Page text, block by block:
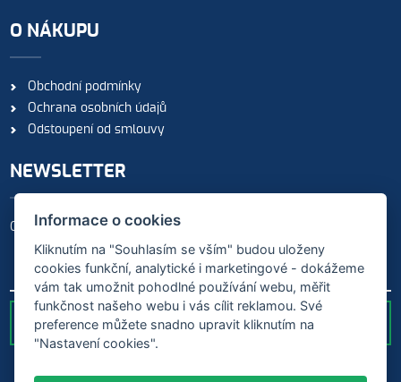
O NÁKUPU
Obchodní podmínky
Ochrana osobních údajů
Odstoupení od smlouvy
NEWSLETTER
Odebírejte naše novinky
ODESLAT
Informace o cookies
Kliknutím na "Souhlasím se vším" budou uloženy
cookies funkční, analytické i marketingové - dokážeme
vám tak umožnit pohodlné používání webu, měřit
funkčnost našeho webu i vás cílit reklamou. Své
preference můžete snadno upravit kliknutím na
"Nastavení cookies".